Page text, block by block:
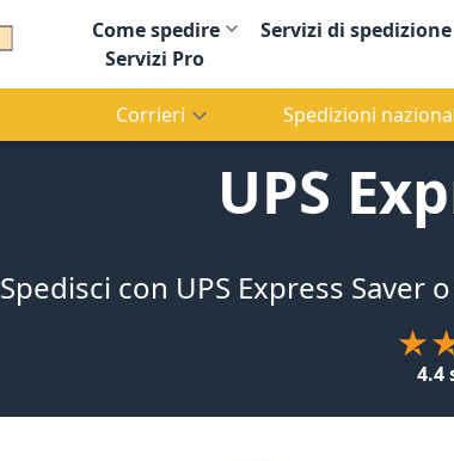
Come spedire Servizi di spedizione
Servizi Pro
Corrieri Spedizioni
UPS
Spedisci con UPS Express
4.4